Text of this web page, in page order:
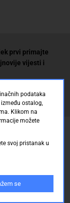
prvi primajte
vijesti i
podataka
ostalog,
Klikom na
možete
svoj pristanak u
se